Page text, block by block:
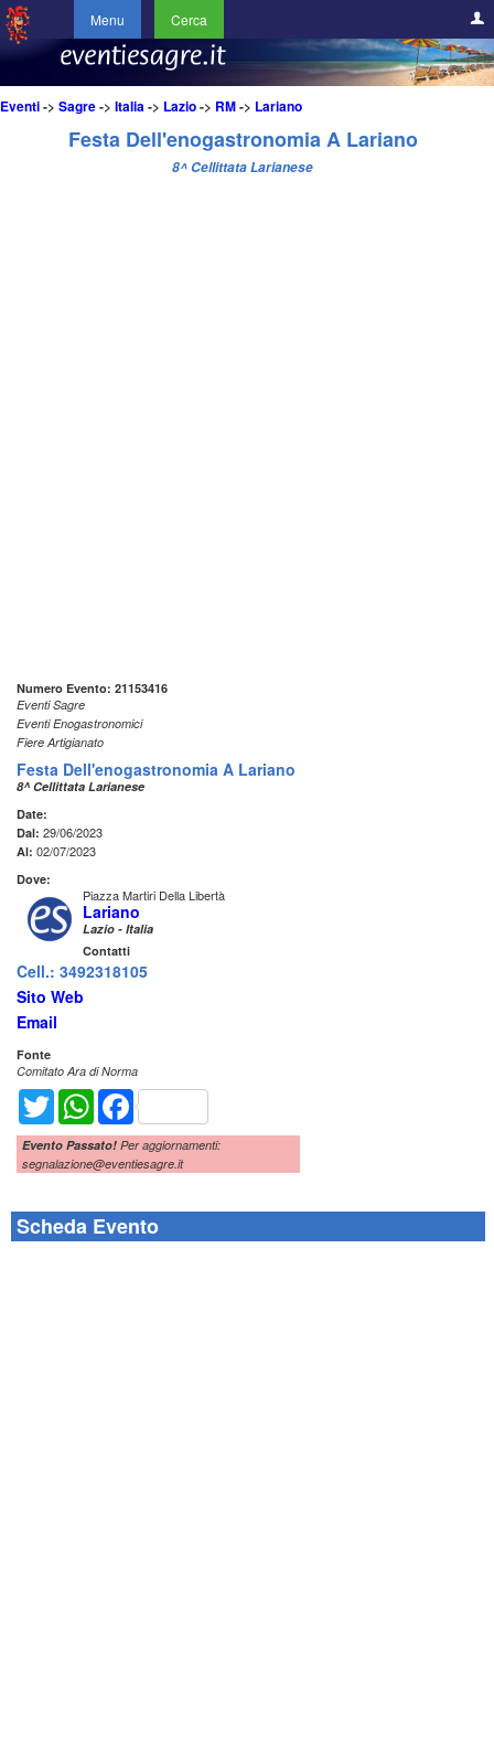
Menu Cerca
Eventi-> Sagre-> Italia-> Lazio-> RM-> Lariano
Festa Dell'enogastronomia A Lariano
8^ Cellittata Larianese
Numero Evento: 21153416
Eventi Sagre
Eventi Enogastronomici
Fiere Artigianato
Festa Dell'enogastronomia A Lariano
8^ Cellittata Larianese
Date:
Dal: 29/06/2023
Al: 02/07/2023
Dove:
Piazza Martiri Della Libertà
Lariano
Lazio - Italia
Contatti
Cell.: 3492318105
Sito Web
Email
Fonte
Comitato Ara di Norma
Twitter WhatsAppFacebook
Evento Passato! Per aggiornamenti:
segnalazione@eventiesagre.it
Scheda Evento